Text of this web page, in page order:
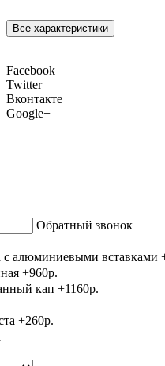
Все характеристики
Facebook
Twitter
Вконтакте
Google+
Обратный звонок